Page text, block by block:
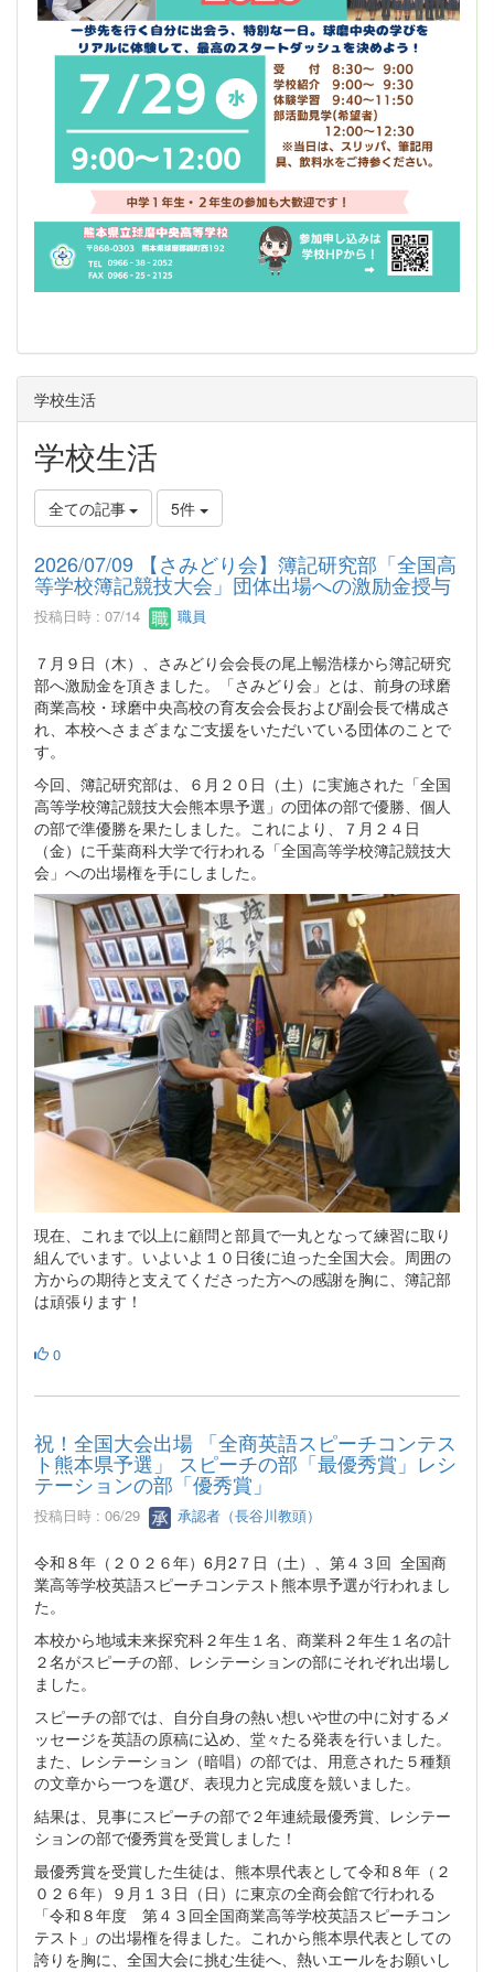
学校生活
学校生活
全ての記事 5件
2026/07/09 【さみどり会】簿記研究部「全国高
等学校簿記競技大会」団体出場への激励金授与
投稿日時 : 07/14 職員
７月９日（木）、さみどり会会長の尾上暢浩様から簿記研究
部へ激励金を頂きました。「さみどり会」とは、前身の球磨
商業高校・球磨中央高校の育友会会長および副会長で構成さ
れ、本校へさまざまなご支援をいただいている団体のことで
す。
今回、簿記研究部は、６月２０日（土）に実施された「全国
高等学校簿記競技大会熊本県予選」の団体の部で優勝、個人
の部で準優勝を果たしました。これにより、７月２４日
（金）に千葉商科大学で行われる「全国高等学校簿記競技大
会」への出場権を手にしました。
現在、これまで以上に顧問と部員で一丸となって練習に取り
組んでいます。いよいよ１０日後に迫った全国大会。周囲の
方からの期待と支えてくださった方への感謝を胸に、簿記部
は頑張ります！
0
祝！全国大会出場 「全商英語スピーチコンテス
ト熊本県予選」 スピーチの部「最優秀賞」レシ
テーションの部「優秀賞」
投稿日時 : 06/29 承認者（長谷川教頭）
令和８年（２０２６年）6月2７日（土）、第４３回 全国商
業高等学校英語スピーチコンテスト熊本県予選が行われまし
た。
本校から地域未来探究科２年生１名、商業科２年生１名の計
２名がスピーチの部、レシテーションの部にそれぞれ出場し
ました。
スピーチの部では、自分自身の熱い想いや世の中に対するメ
ッセージを英語の原稿に込め、堂々たる発表を行いました。
また、レシテーション（暗唱）の部では、用意された５種類
の文章から一つを選び、表現力と完成度を競いました。
結果は、見事にスピーチの部で２年連続最優秀賞、レシテー
ションの部で優秀賞を受賞しました！
最優秀賞を受賞した生徒は、熊本県代表として令和８年（２
０２６年）９月１３日（日）に東京の全商会館で行われる
「令和８年度 第４３回全国商業高等学校英語スピーチコン
テスト」の出場権を得ました。これから熊本県代表としての
誇りを胸に、全国大会に挑む生徒へ、熱いエールをお願いし